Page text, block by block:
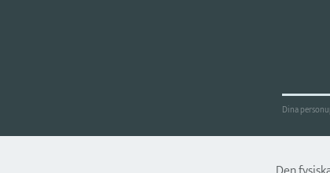
Dina